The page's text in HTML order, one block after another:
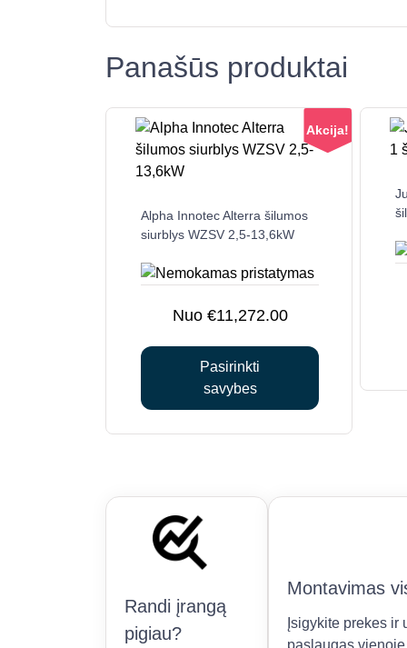
Panašūs produktai
Akcija!
Alpha Innotec Alterra šilumos
siurblys WZSV 2,5-13,6kW
€11,272.00
Pasirinkti
savybes
product
has
variants.
The
may
be
chosen
the
Randi įrangą
pigiau?
Montavimas
Įsigykite prekes ir